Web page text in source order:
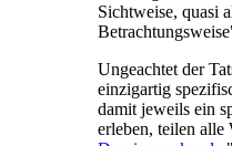
Sichtweise, quasi
Ungeachtet der
einzigartig
damit jeweils ein
erleben, teilen alle